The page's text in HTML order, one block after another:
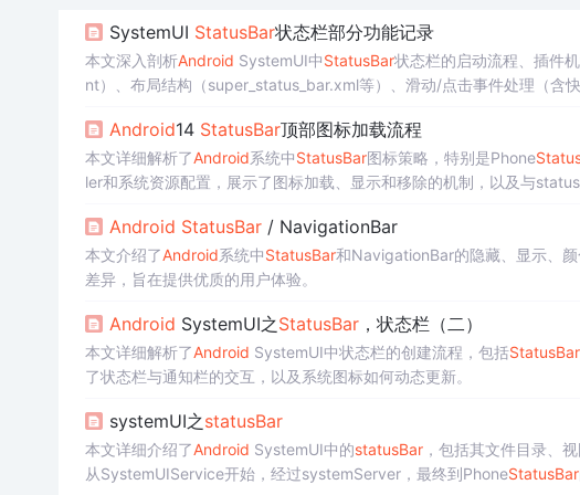
SystemUI StatusBar状态栏部分功能记录
本文深入剖析Android SystemUI中StatusBar状态栏的启动流程、插件
nt）、布局结构（super_status_bar.xml等）、滑动/点击事件处理（含
面的演进。
Android14 StatusBar顶部图标加载流程
本文详细解析了Android系统中StatusBar图标策略，特别是Phone
ler和系统资源配置，展示了图标加载、显示和移除的机制，以及与
Android StatusBar/ NavigationBar
本文介绍了Android系统中StatusBar和NavigationBar的隐藏、显示、
差异，旨在提供优质的用户体验。
Android SystemUI之StatusBar，状态栏（二）
本文详细解析了Android SystemUI中状态栏的创建流程，包括StatusBar
了状态栏与通知栏的交互，以及系统图标如何动态更新。
systemUI之statusBar
本文详细介绍了Android SystemUI中的statusBar，包括其文件目录、
从SystemUIService开始，经过systemServer，最终到PhoneStatusBar